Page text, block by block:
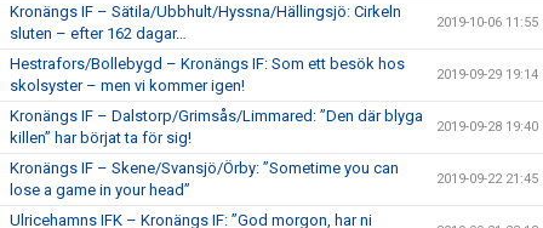
Kronängs IF – Sätila/Ubbhult/Hyssna/Hällingsjö: Cirkeln
sluten – efter 162 dagar…
2019-10-06 11:55
Hestrafors/Bollebygd – Kronängs IF: Som ett besök hos
skolsyster – men vi kommer igen!
2019-09-29 19:14
Kronängs IF – Dalstorp/Grimsås/Limmared: ”Den där blyga
killen” har börjat ta för sig!
2019-09-28 19:40
Kronängs IF – Skene/Svansjö/Örby: ”Sometime you can
lose a game in your head”
2019-09-22 21:45
Ulricehamns IFK – Kronängs IF: ”God morgon, har ni